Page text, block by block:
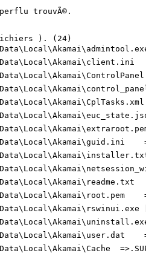
trouvÃ©.
). (24)